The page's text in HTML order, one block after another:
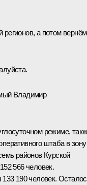
а потом
Владимир
режиме,
штаба в зону
районов Курской
566 человек.
190 человек.